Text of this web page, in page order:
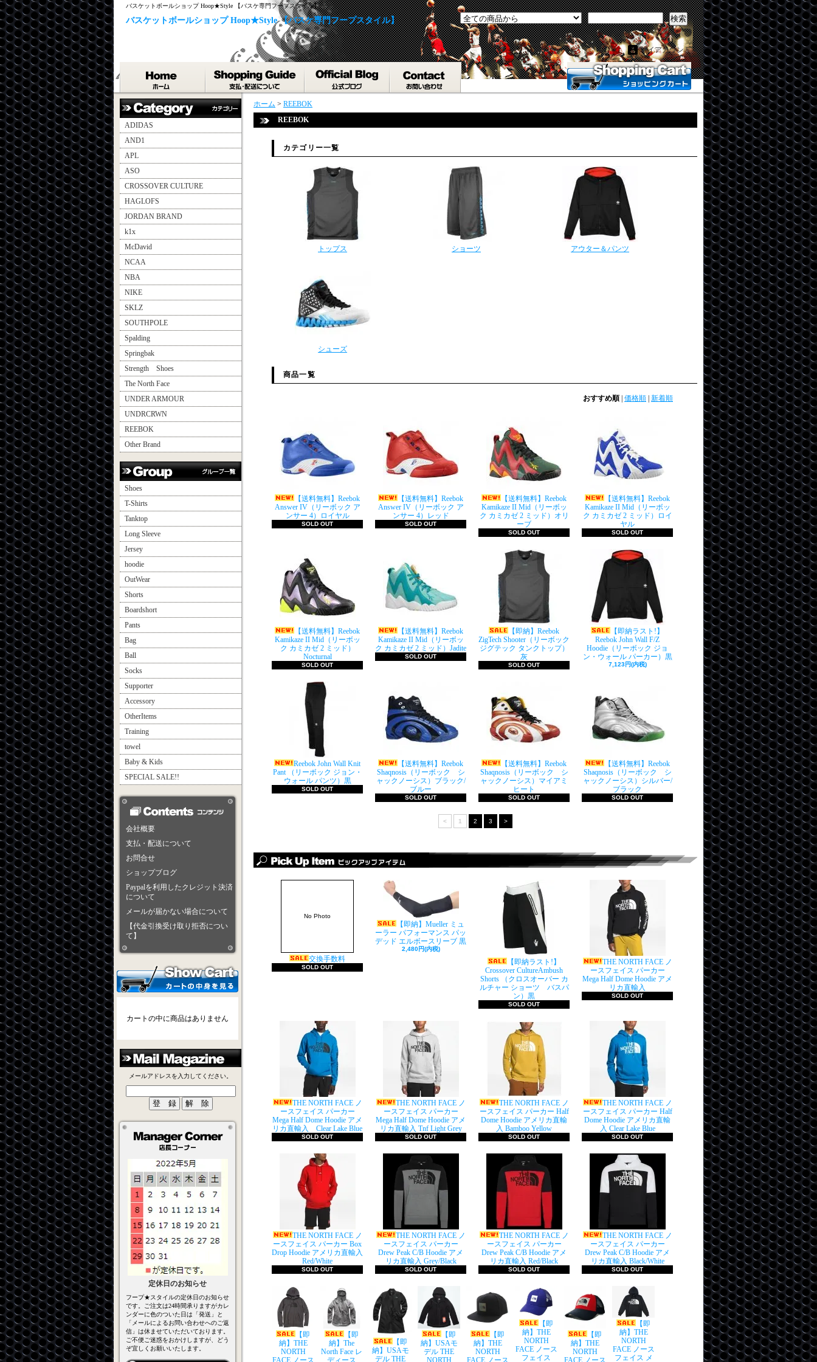
バスケットボールショップ Hoop★Style 【バスケ専門フープスタイル】
検索
バスケットボールショップ Hoop★Style 【バスケ専門フープスタイル】
マイアカウント
ADIDAS
AND1
APL
ASO
CROSSOVER CULTURE
HAGLOFS
JORDAN BRAND
k1x
McDavid
NCAA
NBA
NIKE
SKLZ
SOUTHPOLE
Spalding
Springbak
Strength Shoes
The North Face
UNDER ARMOUR
UNDRCRWN
REEBOK
Other Brand
Shoes
T-Shirts
Tanktop
Long Sleeve
Jersey
hoodie
OutWear
Shorts
Boardshort
Pants
Bag
Ball
Socks
Supporter
Accessory
OtherItems
Training
towel
Baby & Kids
SPECIAL SALE!!
会社概要
支払・配送について
お問合せ
ショップブログ
Paypalを利用したクレジット決済
について
メールが届かない場合について
【代金引換受け取り拒否につい
て】
カートの中に商品はありません
メールアドレスを入力してください。
定休日のお知らせ
フープ★スタイルの定休日のお知らせ
です。ご注文は24時間承りますがカレ
ンダーに色のついた日は「発送」と
「メールによるお問い合わせへのご返
信」は休ませていただいております。
ご不便ご迷惑をおかけしますが、どう
ぞ宜しくお願いいたします。
ホーム > REEBOK
REEBOK
カテゴリー一覧
トップス ショーツ アウター＆パンツ
シューズ
商品一覧
おすすめ順 価格順 新着順
【送料無料】Reebok
Answer IV（リーボック ア
ンサー 4）ロイヤル
SOLD OUT
【送料無料】Reebok
Answer IV（リーボック ア
ンサー 4）レッド
SOLD OUT
【送料無料】Reebok
Kamikaze II Mid（リーボッ
ク カミカゼ 2 ミッド）オリ
ーブ
SOLD OUT
【送料無料】Reebok
Kamikaze II Mid（リーボッ
ク カミカゼ 2 ミッド）ロイ
ヤル
SOLD OUT
【送料無料】Reebok
Kamikaze II Mid（リーボッ
ク カミカゼ 2 ミッド）
Nocturnal
SOLD OUT
【送料無料】Reebok
Kamikaze II Mid（リーボッ
ク カミカゼ 2 ミッド）Jadite
SOLD OUT
【即納】Reebok
ZigTech Shooter（リーボック
ジグテック タンクトップ）
灰
SOLD OUT
【即納ラスト!】
Reebok John Wall F/Z
Hoodie（リーボック ジョ
ン・ウォール パーカー）黒
7,123円(内税)
Reebok John Wall Knit
Pant （リーボック ジョン・
ウォール パンツ）黒
SOLD OUT
【送料無料】Reebok
Shaqnosis（リーボック シ
ャックノーシス）ブラック/
ブルー
SOLD OUT
【送料無料】Reebok
Shaqnosis（リーボック シ
ャックノーシス）マイアミ
ヒート
SOLD OUT
【送料無料】Reebok
Shaqnosis（リーボック シ
ャックノーシス）シルバー/
ブラック
SOLD OUT
< 1 2 3 >
No Photo
交換手数料
SOLD OUT
【即納】Mueller ミュ
ーラー パフォーマンス パッ
デッド エルボースリーブ 黒
2,480円(内税)
【即納ラスト!】
Crossover CultureAmbush
Shorts （クロスオーバー カ
ルチャー ショーツ バスパ
ン）黒
SOLD OUT
THE NORTH FACE ノ
ースフェイス パーカー
Mega Half Dome Hoodie アメ
リカ直輸入
SOLD OUT
THE NORTH FACE ノ
ースフェイス パーカー
Mega Half Dome Hoodie アメ
リカ直輸入 Clear Lake Blue
SOLD OUT
THE NORTH FACE ノ
ースフェイス パーカー
Mega Half Dome Hoodie アメ
リカ直輸入 Tnf Light Grey
SOLD OUT
THE NORTH FACE ノ
ースフェイス パーカー Half
Dome Hoodie アメリカ直輸
入 Bamboo Yellow
SOLD OUT
THE NORTH FACE ノ
ースフェイス パーカー Half
Dome Hoodie アメリカ直輸
入 Clear Lake Blue
SOLD OUT
THE NORTH FACE ノ
ースフェイス パーカー Box
Drop Hoodie アメリカ直輸入
Red/White
SOLD OUT
THE NORTH FACE ノ
ースフェイス パーカー
Drew Peak C/B Hoodie アメ
リカ直輸入 Grey/Black
SOLD OUT
THE NORTH FACE ノ
ースフェイス パーカー
Drew Peak C/B Hoodie アメ
リカ直輸入 Red/Black
SOLD OUT
THE NORTH FACE ノ
ースフェイス パーカー
Drew Peak C/B Hoodie アメ
リカ直輸入 Black/White
SOLD OUT
【即
納】THE
NORTH
FACE ノース
【即
納】The
North Face レ
ディース
【即
納】USAモ
デル THE
【即
納】USAモ
デル THE
NORTH
【即
納】THE
NORTH
FACE ノース
【即
納】THE
NORTH
FACE ノース
フェイス
【即
納】THE
NORTH
FACE ノース
【即
納】THE
NORTH
FACE ノース
フェイス メ